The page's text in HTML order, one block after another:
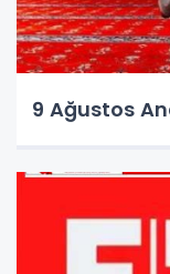
9 Ağustos